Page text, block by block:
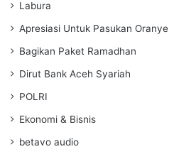
Labura
Apresiasi Untuk Pasukan Oranye
Bagikan Paket Ramadhan
Dirut Bank Aceh Syariah
POLRI
Ekonomi & Bisnis
betavo audio